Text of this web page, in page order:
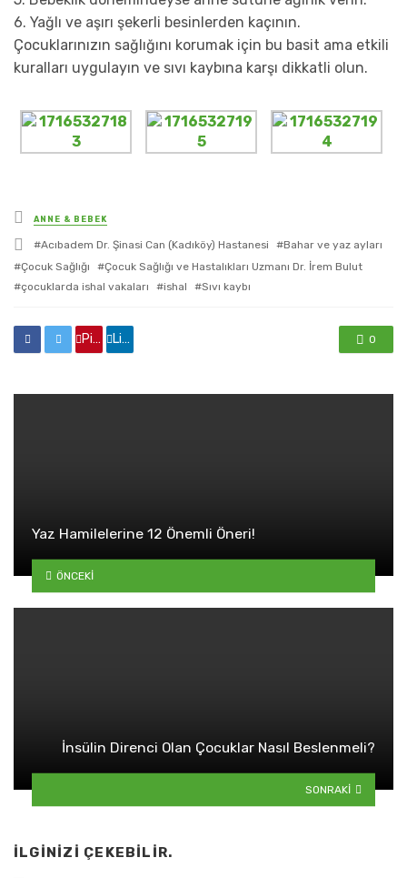
6. Yağlı ve aşırı şekerli besinlerden kaçının.
Çocuklarınızın sağlığını korumak için bu basit ama etkili
kuralları uygulayın ve sıvı kaybına karşı dikkatli olun.
yayınlanan
ANNE & BEBEK
ile
etkilendi
Acıbadem Dr. Şinasi Can (Kadıköy) Hastanesi
Bahar ve yaz ayları
Çocuk Sağlığı
Çocuk Sağlığı ve Hastalıkları Uzmanı Dr. İrem Bulut
çocuklarda ishal vakaları
ishal Sıvı kaybı
Pinterest'de paylaş Linkedin'de paylaş 0
Yaz Hamilelerine 12 Önemli Öneri!
ÖNCEKI
İnsülin Direnci Olan Çocuklar Nasıl Beslenmeli?
SONRAKI
İLGINIZI ÇEKEBILIR.